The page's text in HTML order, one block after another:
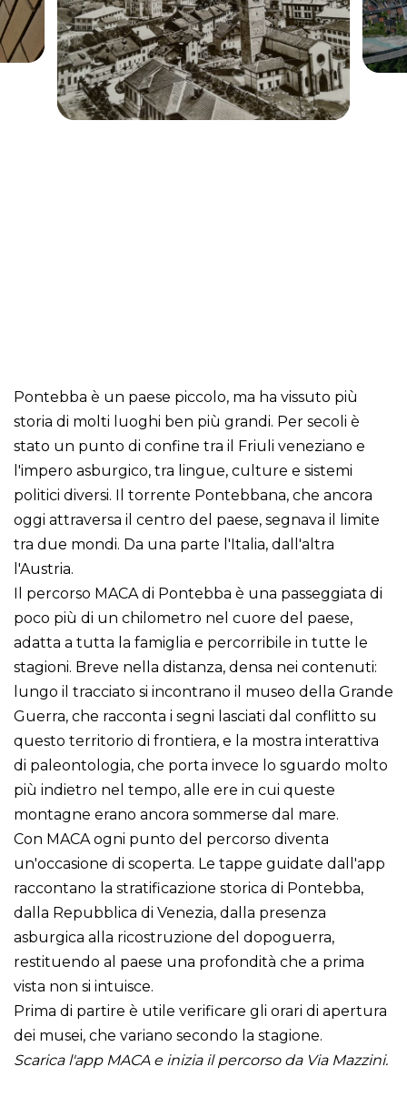
Pontebba è un paese piccolo, ma ha vissuto più
storia di molti luoghi ben più grandi. Per secoli è
stato un punto di confine tra il Friuli veneziano e
l'impero asburgico, tra lingue, culture e sistemi
politici diversi. Il torrente Pontebbana, che ancora
oggi attraversa il centro del paese, segnava il limite
tra due mondi. Da una parte l'Italia, dall'altra
l'Austria.
Il percorso MACA di Pontebba è una passeggiata di
poco più di un chilometro nel cuore del paese,
adatta a tutta la famiglia e percorribile in tutte le
stagioni. Breve nella distanza, densa nei contenuti:
lungo il tracciato si incontrano il museo della Grande
Guerra, che racconta i segni lasciati dal conflitto su
questo territorio di frontiera, e la mostra interattiva
di paleontologia, che porta invece lo sguardo molto
più indietro nel tempo, alle ere in cui queste
montagne erano ancora sommerse dal mare.
Con MACA ogni punto del percorso diventa
un'occasione di scoperta. Le tappe guidate dall'app
raccontano la stratificazione storica di Pontebba,
dalla Repubblica di Venezia, dalla presenza
asburgica alla ricostruzione del dopoguerra,
restituendo al paese una profondità che a prima
vista non si intuisce.
Prima di partire è utile verificare gli orari di apertura
dei musei, che variano secondo la stagione.
Scarica l'app MACA e inizia il percorso da Via Mazzini.